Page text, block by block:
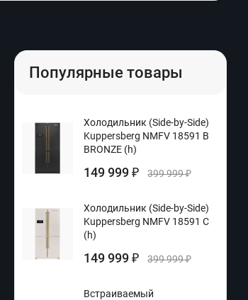
Популярные товары
Холодильник (Side-by-Side)
Kuppersberg NMFV 18591 B
BRONZE (h)
149 999₽ 399 999₽
Холодильник (Side-by-Side)
Kuppersberg NMFV 18591 C
(h)
149 999₽ 399 999₽
Встраиваемый